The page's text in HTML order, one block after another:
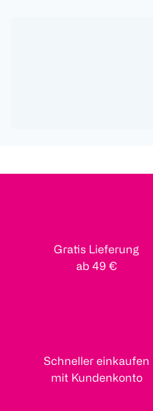
Gratis Lieferung
ab 49 €
Schneller einkaufen
mit Kundenkonto